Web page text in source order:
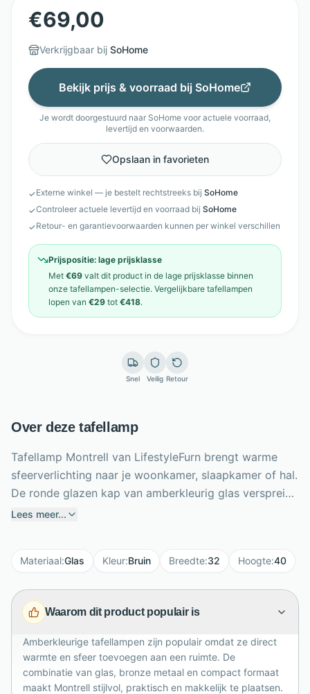
€69,00
Verkrijgbaar bij SoHome
Bekijk prijs & voorraad bij SoHome
Je wordt doorgestuurd naar SoHome voor actuele voorraad,
levertijd en voorwaarden.
Opslaan in favorieten
✓Externe winkel — je bestelt rechtstreeks bij SoHome
✓Controleer actuele levertijd en voorraad bij SoHome
✓Retour- en garantievoorwaarden kunnen per winkel verschillen
Prijspositie: lage prijsklasse
Met €69 valt dit product in de lage prijsklasse binnen
onze tafellampen-selectie. Vergelijkbare tafellampen
lopen van €29 tot €418.
Snel Veilig Retour
Over deze tafellamp
Tafellamp Montrell van LifestyleFurn brengt warme
sfeerverlichting naar je woonkamer, slaapkamer of hal.
De ronde glazen kap van amberkleurig glas verspreidt
een zachte, gezellige gloed en geeft de lamp een luxe
moderne, vintage en industriële interieurs. Met een
20 cm is Montrell compact maar opvallend genoeg als
decoratief accent. De E27 fitting biedt ruimte voor
een passende lichtbron tot 15 watt, ideaal voor
ontspannen avonden en sfeervolle hoekjes in huis.
Lees meer...
Materiaal:Glas Kleur:Bruin Breedte:32 Hoogte:40
Waarom dit product populair is
Amberkleurige tafellampen zijn populair omdat ze direct
warmte en sfeer toevoegen aan een ruimte. De
combinatie van glas, bronze metaal en compact formaat
maakt Montrell stijlvol, praktisch en makkelijk te plaatsen.